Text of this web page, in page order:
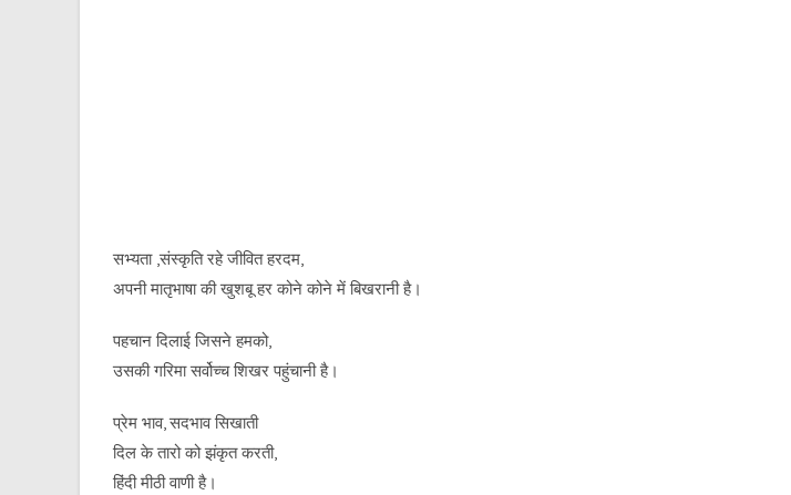
सभ्यता ,संस्कृति रहे जीवित हरदम,
अपनी मातृभाषा की खुशबू हर कोने कोने में बिखरानी है।
पहचान दिलाई जिसने हमको,
उसकी गरिमा सर्वोच्च शिखर पहुंचानी है।
प्रेम भाव, सदभाव सिखाती
दिल के तारो को झंकृत करती,
हिंदी मीठी वाणी है।